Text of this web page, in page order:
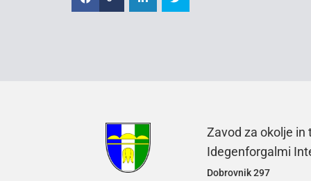
Zavod za okolje in
Idegenforgalmi
Dobrovnik 297